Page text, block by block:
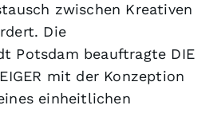
zwischen Kreativen
Die
Potsdam beauftragte DIE
mit der Konzeption
einheitlichen